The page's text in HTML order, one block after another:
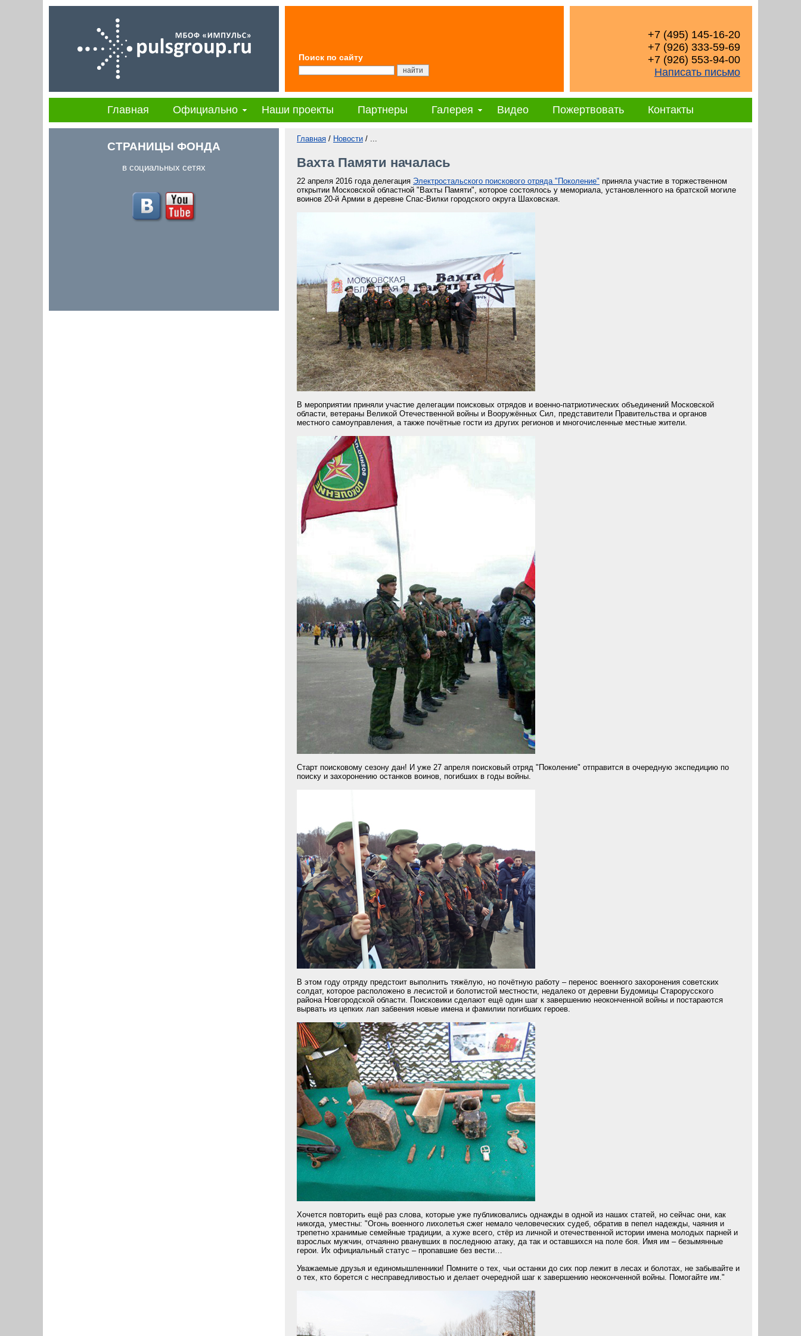
+7 (495) 145-16-20
+7 (926) 333-59-69
+7 (926) 553-94-00
Написать письмо
Поиск по сайту
Главная Официально Наши проекты Партнеры Галерея Видео Пожертвовать Контакты
СТРАНИЦЫ ФОНДА
в социальных сетях
Главная / Новости / ...
Вахта Памяти началась
22 апреля 2016 года делегация Электростальского поискового отряда "Поколение" приняла участие в торжественном
открытии Московской областной "Вахты Памяти", которое состоялось у мемориала, установленного на братской могиле
воинов 20-й Армии в деревне Спас-Вилки городского округа Шаховская.
В мероприятии приняли участие делегации поисковых отрядов и военно-патриотических объединений Московской
области, ветераны Великой Отечественной войны и Вооружённых Сил, представители Правительства и органов
местного самоуправления, а также почётные гости из других регионов и многочисленные местные жители.
Старт поисковому сезону дан! И уже 27 апреля поисковый отряд "Поколение" отправится в очередную экспедицию по
поиску и захоронению останков воинов, погибших в годы войны.
В этом году отряду предстоит выполнить тяжёлую, но почётную работу – перенос военного захоронения советских
солдат, которое расположено в лесистой и болотистой местности, недалеко от деревни Будомицы Старорусского
района Новгородской области. Поисковики сделают ещё один шаг к завершению неоконченной войны и постараются
вырвать из цепких лап забвения новые имена и фамилии погибших героев.
Хочется повторить ещё раз слова, которые уже публиковались однажды в одной из наших статей, но сейчас они, как
никогда, уместны: "Огонь военного лихолетья сжег немало человеческих судеб, обратив в пепел надежды, чаяния и
трепетно хранимые семейные традиции, а хуже всего, стёр из личной и отечественной истории имена молодых парней и
взрослых мужчин, отчаянно рванувших в последнюю атаку, да так и оставшихся на поле боя. Имя им – безымянные
герои. Их официальный статус – пропавшие без вести…
Уважаемые друзья и единомышленники! Помните о тех, чьи останки до сих пор лежит в лесах и болотах, не забывайте и
о тех, кто борется с несправедливостью и делает очередной шаг к завершению неоконченной войны. Помогайте им."